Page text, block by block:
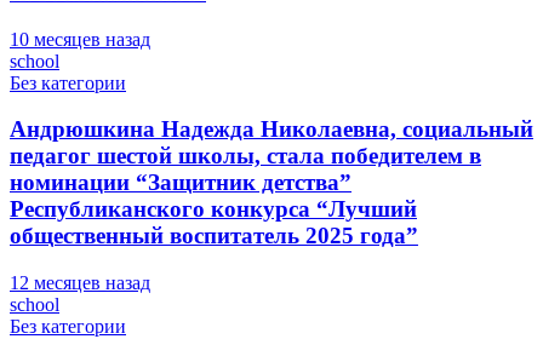
10 месяцев назад
school
Без категории
Андрюшкина Надежда Николаевна, социальный
педагог шестой школы, стала победителем в
номинации “Защитник детства”
Республиканского конкурса “Лучший
общественный воспитатель 2025 года”
12 месяцев назад
school
Без категории